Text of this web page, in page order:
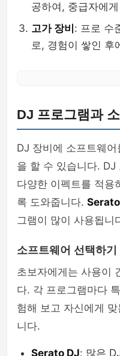
공하여, 중급자에
고가 장비 : 프로 수
로, 경험이 쌓인 후
DJ 프로그램과
DJ 장비에 소프트웨
을 할 수 있습니다. DJ
다양한 이펙트를 적용
록 도와줍니다.
그램이 많이 사용됩니
소프트웨어 선택하기
초보자에게는 사용이
다. 각 프로그램마다
험해 보고 자신에게
니다.
Serato DJ: 많은